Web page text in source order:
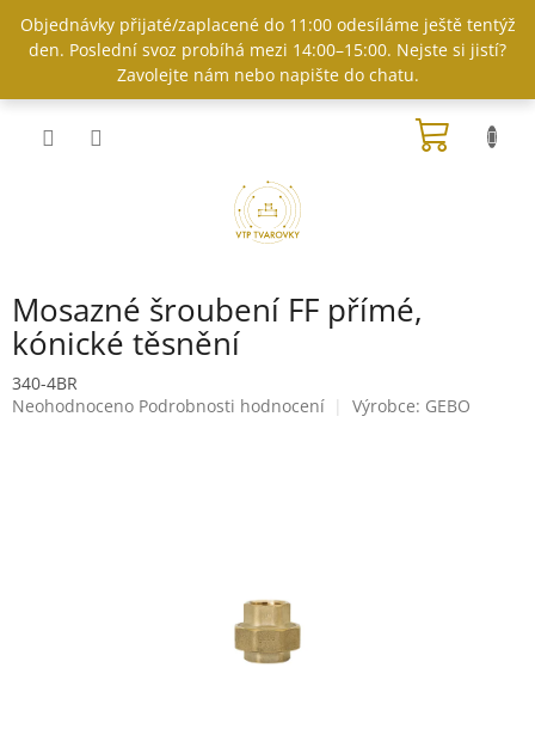
obsah
Objednávky přijaté/zaplacené do 11:00 odesíláme ještě tentýž
den. Poslední svoz probíhá mezi 14:00–15:00. Nejste si jistí?
Zavolejte nám nebo napište do chatu.
Mosazné šroubení FF přímé,
kónické těsnění
340-4BR
Průměrné
Neohodnoceno Podrobnosti hodnocení Výrobce: GEBO